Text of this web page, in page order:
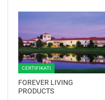
CERTIFIKATI
FOREVER LIVING
PRODUCTS